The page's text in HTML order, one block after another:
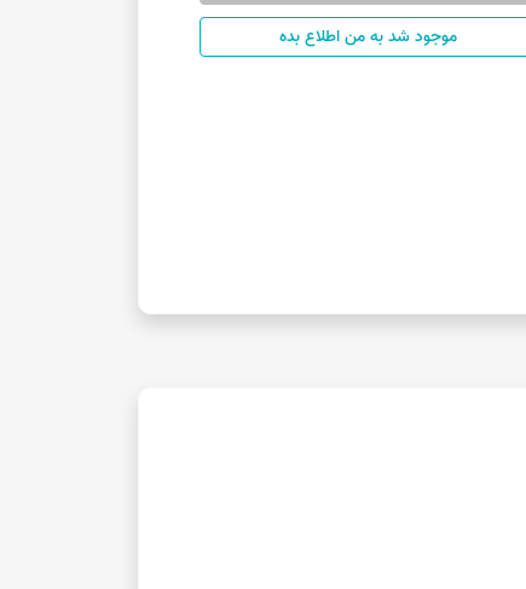
موجود شد به من اطلاع بده